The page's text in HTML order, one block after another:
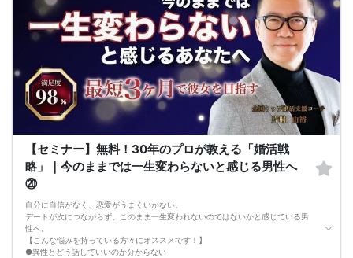
異性が求めていることを理解し、
それを自然に伝えられる自分に変わることで、
好きな女性から選ばれるようになります。
婚活戦略セミナーでは、恋愛や婚活で悩む男性が
短期間で変化と成果を実感できる方法をお伝えします。
【注意事項】
・セミナー中はカメラをオン（お顔を出して）での受講をお願いします。
（屋外、車内からのご参加や、途中入室、退出はご遠慮下さい。）
【キャンセル規定】
セミナー準備の都合上、当日無断キャンセルの場合は、3,000円のキャンセル料を
お支払いいただきます。
【セミナー】無料！30年のプロが教える「婚活戦
略」｜今のままでは一生変わらないと感じる男性へ
⑳
自分に自信がなく、恋愛がうまくいかない。
デートが次につながらず、このまま一生変われないのではないかと感じている男
性へ。
【こんな悩みを持っている方々にオススメです！】
●異性とどう話していいのか分からない